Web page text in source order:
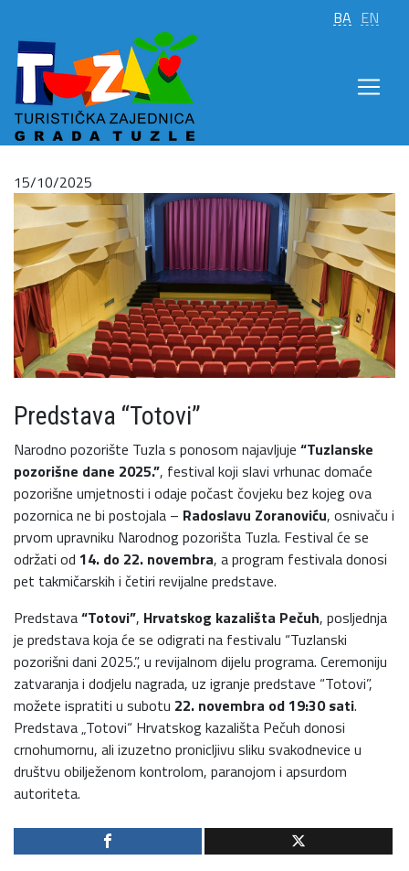
BA EN
15/10/2025
Predstava “Totovi”
Narodno pozorište Tuzla s ponosom najavljuje “Tuzlanske
pozorišne dane 2025.”, festival koji slavi vrhunac domaće
pozorišne umjetnosti i odaje počast čovjeku bez kojeg ova
pozornica ne bi postojala – Radoslavu Zoranoviću, osnivaču i
prvom upravniku Narodnog pozorišta Tuzla. Festival će se
održati od 14. do 22. novembra, a program festivala donosi
pet takmičarskih i četiri revijalne predstave.
Predstava“Totovi”, Hrvatskog kazališta Pečuh, posljednja
je predstava koja će se odigrati na festivalu “Tuzlanski
pozorišni dani 2025.”, u revijalnom dijelu programa. Ceremoniju
zatvaranja i dodjelu nagrada, uz igranje predstave “Totovi”,
možete ispratiti u subotu 22. novembra od 19:30 sati.
Predstava „Totovi“ Hrvatskog kazališta Pečuh donosi
crnohumornu, ali izuzetno pronicljivu sliku svakodnevice u
društvu obilježenom kontrolom, paranojom i apsurdom
autoriteta.